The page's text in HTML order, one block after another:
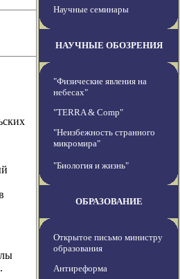
Научные семинары
НАУЧНЫЕ ОБОЗРЕНИЯ
"Физические явления на
небесах"
"TERRA & Comp"
"Неизбежность странного
микромира"
"Биология и жизнь"
ОБРАЗОВАНИЕ
Открытое письмо министру
образования
Антиреформа